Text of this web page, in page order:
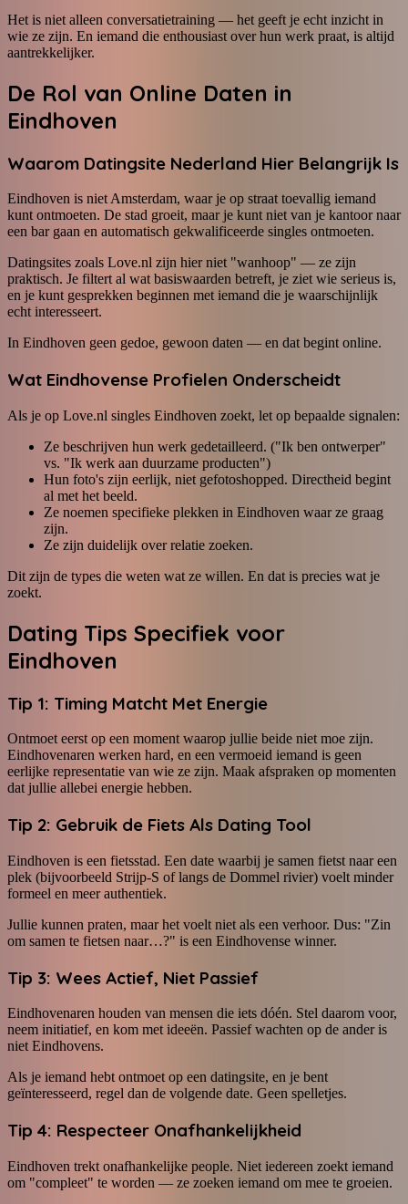
Het is niet alleen conversatietraining — het geeft je echt inzicht in
wie ze zijn. En iemand die enthousiast over hun werk praat, is altijd
aantrekkelijker.
De Rol van Online Daten in
Eindhoven
Waarom Datingsite Nederland Hier Belangrijk Is
Eindhoven is niet Amsterdam, waar je op straat toevallig iemand
kunt ontmoeten. De stad groeit, maar je kunt niet van je kantoor naar
een bar gaan en automatisch gekwalificeerde singles ontmoeten.
Datingsites zoals Love.nl zijn hier niet "wanhoop" — ze zijn
praktisch. Je filtert al wat basiswaarden betreft, je ziet wie serieus is,
en je kunt gesprekken beginnen met iemand die je waarschijnlijk
echt interesseert.
In Eindhoven geen gedoe, gewoon daten — en dat begint online.
Wat Eindhovense Profielen Onderscheidt
Als je op Love.nl singles Eindhoven zoekt, let op bepaalde signalen:
Ze beschrijven hun werk gedetailleerd. ("Ik ben ontwerper"
vs. "Ik werk aan duurzame producten")
Hun foto's zijn eerlijk, niet gefotoshopped. Directheid begint
al met het beeld.
Ze noemen specifieke plekken in Eindhoven waar ze graag
zijn.
Ze zijn duidelijk over relatie zoeken.
Dit zijn de types die weten wat ze willen. En dat is precies wat je
zoekt.
Dating Tips Specifiek voor
Eindhoven
Tip 1: Timing Matcht Met Energie
Ontmoet eerst op een moment waarop jullie beide niet moe zijn.
Eindhovenaren werken hard, en een vermoeid iemand is geen
eerlijke representatie van wie ze zijn. Maak afspraken op momenten
dat jullie allebei energie hebben.
Tip 2: Gebruik de Fiets Als Dating Tool
Eindhoven is een fietsstad. Een date waarbij je samen fietst naar een
plek (bijvoorbeeld Strijp-S of langs de Dommel rivier) voelt minder
formeel en meer authentiek.
Jullie kunnen praten, maar het voelt niet als een verhoor. Dus: "Zin
om samen te fietsen naar…?" is een Eindhovense winner.
Tip 3: Wees Actief, Niet Passief
Eindhovenaren houden van mensen die iets dóén. Stel daarom voor,
neem initiatief, en kom met ideeën. Passief wachten op de ander is
niet Eindhovens.
Als je iemand hebt ontmoet op een datingsite, en je bent
geïnteresseerd, regel dan de volgende date. Geen spelletjes.
Tip 4: Respecteer Onafhankelijkheid
Eindhoven trekt onafhankelijke people. Niet iedereen zoekt iemand
om "compleet" te worden — ze zoeken iemand om mee te groeien.